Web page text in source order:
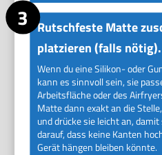
Rutschfeste Matte
platzieren (falls nötig).
Wenn du eine Silikon- oder
kann es sinnvoll sein, sie
Arbeitsfläche oder des
Matte dann exakt an die
und drücke sie leicht an,
darauf, dass keine Kanten
Gerät hängen bleiben könnte.